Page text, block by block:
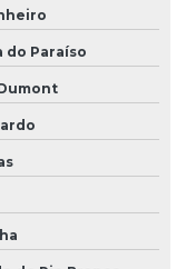
do Paraíso